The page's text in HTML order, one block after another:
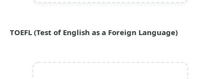
TOEFL (Test of English as a Foreign Language)